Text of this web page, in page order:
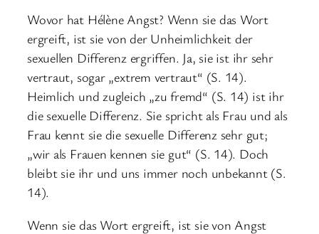
Wovor hat Hélène Angst? Wenn sie das Wort
ergreift, ist sie von der Unheimlichkeit der
sexuellen Differenz ergriffen. Ja, sie ist ihr sehr
vertraut, sogar „extrem vertraut“ (S. 14).
Heimlich und zugleich „zu fremd“ (S. 14) ist ihr
die sexuelle Differenz. Sie spricht als Frau und als
Frau kennt sie die sexuelle Differenz sehr gut;
„wir als Frauen kennen sie gut“ (S. 14). Doch
bleibt sie ihr und uns immer noch unbekannt (S.
14).
Wenn sie das Wort ergreift, ist sie von Angst